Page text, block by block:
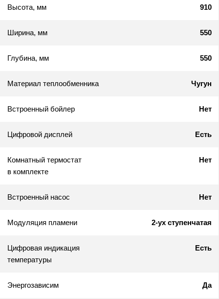
Высота, мм 910
Ширина, мм 550
Глубина, мм 550
Материал теплообменника Чугун
Встроенный бойлер Нет
Цифровой дисплей Есть
Комнатный термостат
в комплекте
Нет
Встроенный насос Нет
Модуляция пламени 2-ух ступенчатая
Цифровая индикация
температуры
Есть
Энергозависим Да